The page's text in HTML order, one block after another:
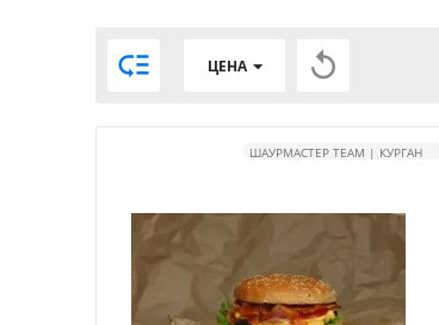
 ЦЕНА 
ШАУРМАСТЕР TEAM | КУРГАН